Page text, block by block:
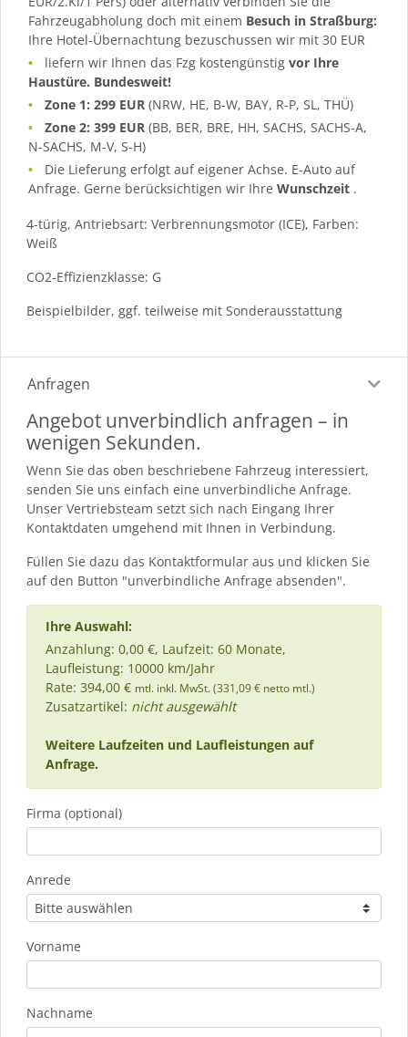
Fahrzeugabholung doch mit einem Besuch in Straßburg:
Ihre Hotel-Übernachtung bezuschussen wir mit 30 EUR
liefern wir Ihnen das Fzg kostengünstigvor Ihre
Haustüre. Bundesweit!
Zone 1: 299 EUR (NRW, HE, B-W, BAY, R-P, SL, THÜ)
Zone 2: 399 EUR (BB, BER, BRE, HH, SACHS, SACHS-A,
N-SACHS, M-V, S-H)
Die Lieferung erfolgt auf eigener Achse. E-Auto auf
Anfrage. Gerne berücksichtigen wir Ihre Wunschzeit .
4-türig, Antriebsart: Verbrennungsmotor (ICE), Farben:
Weiß
CO2-Effizienzklasse: G
Beispielbilder, ggf. teilweise mit Sonderausstattung
Anfragen
Angebot unverbindlich anfragen – in
wenigen Sekunden.
Wenn Sie das oben beschriebene Fahrzeug interessiert,
senden Sie uns einfach eine unverbindliche Anfrage.
Unser Vertriebsteam setzt sich nach Eingang Ihrer
Kontaktdaten umgehend mit Ihnen in Verbindung.
Füllen Sie dazu das Kontaktformular aus und klicken Sie
auf den Button "unverbindliche Anfrage absenden".
Ihre Auswahl:
Anzahlung: 0,00 €, Laufzeit: 60 Monate,
Laufleistung: 10000 km/Jahr
Rate: 394,00 € mtl. inkl. MwSt. (331,09 € netto mtl.)
Zusatzartikel: nicht ausgewählt
Weitere Laufzeiten und Laufleistungen auf
Anfrage.
Firma (optional)
Anrede
Vorname
Nachname